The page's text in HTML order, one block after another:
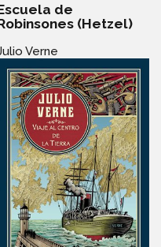
de
(Hetzel)
Verne